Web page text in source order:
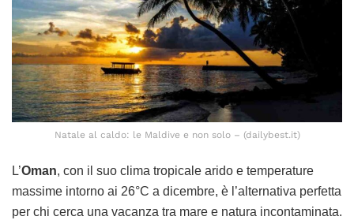
Natale al caldo: le Maldive e non solo – (dailybest.it)
L’Oman, con il suo clima tropicale arido e temperature
massime intorno ai 26°C a dicembre, è l’alternativa perfetta
per chi cerca una vacanza tra mare e natura incontaminata.